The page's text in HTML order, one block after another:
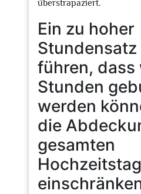
überstrapaziert.
Ein zu hoher
führen, dass
Stunden
werden
die
gesamten